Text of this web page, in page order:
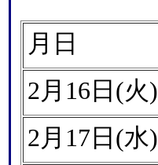
月日
2月16日(火)
2月17日(水)